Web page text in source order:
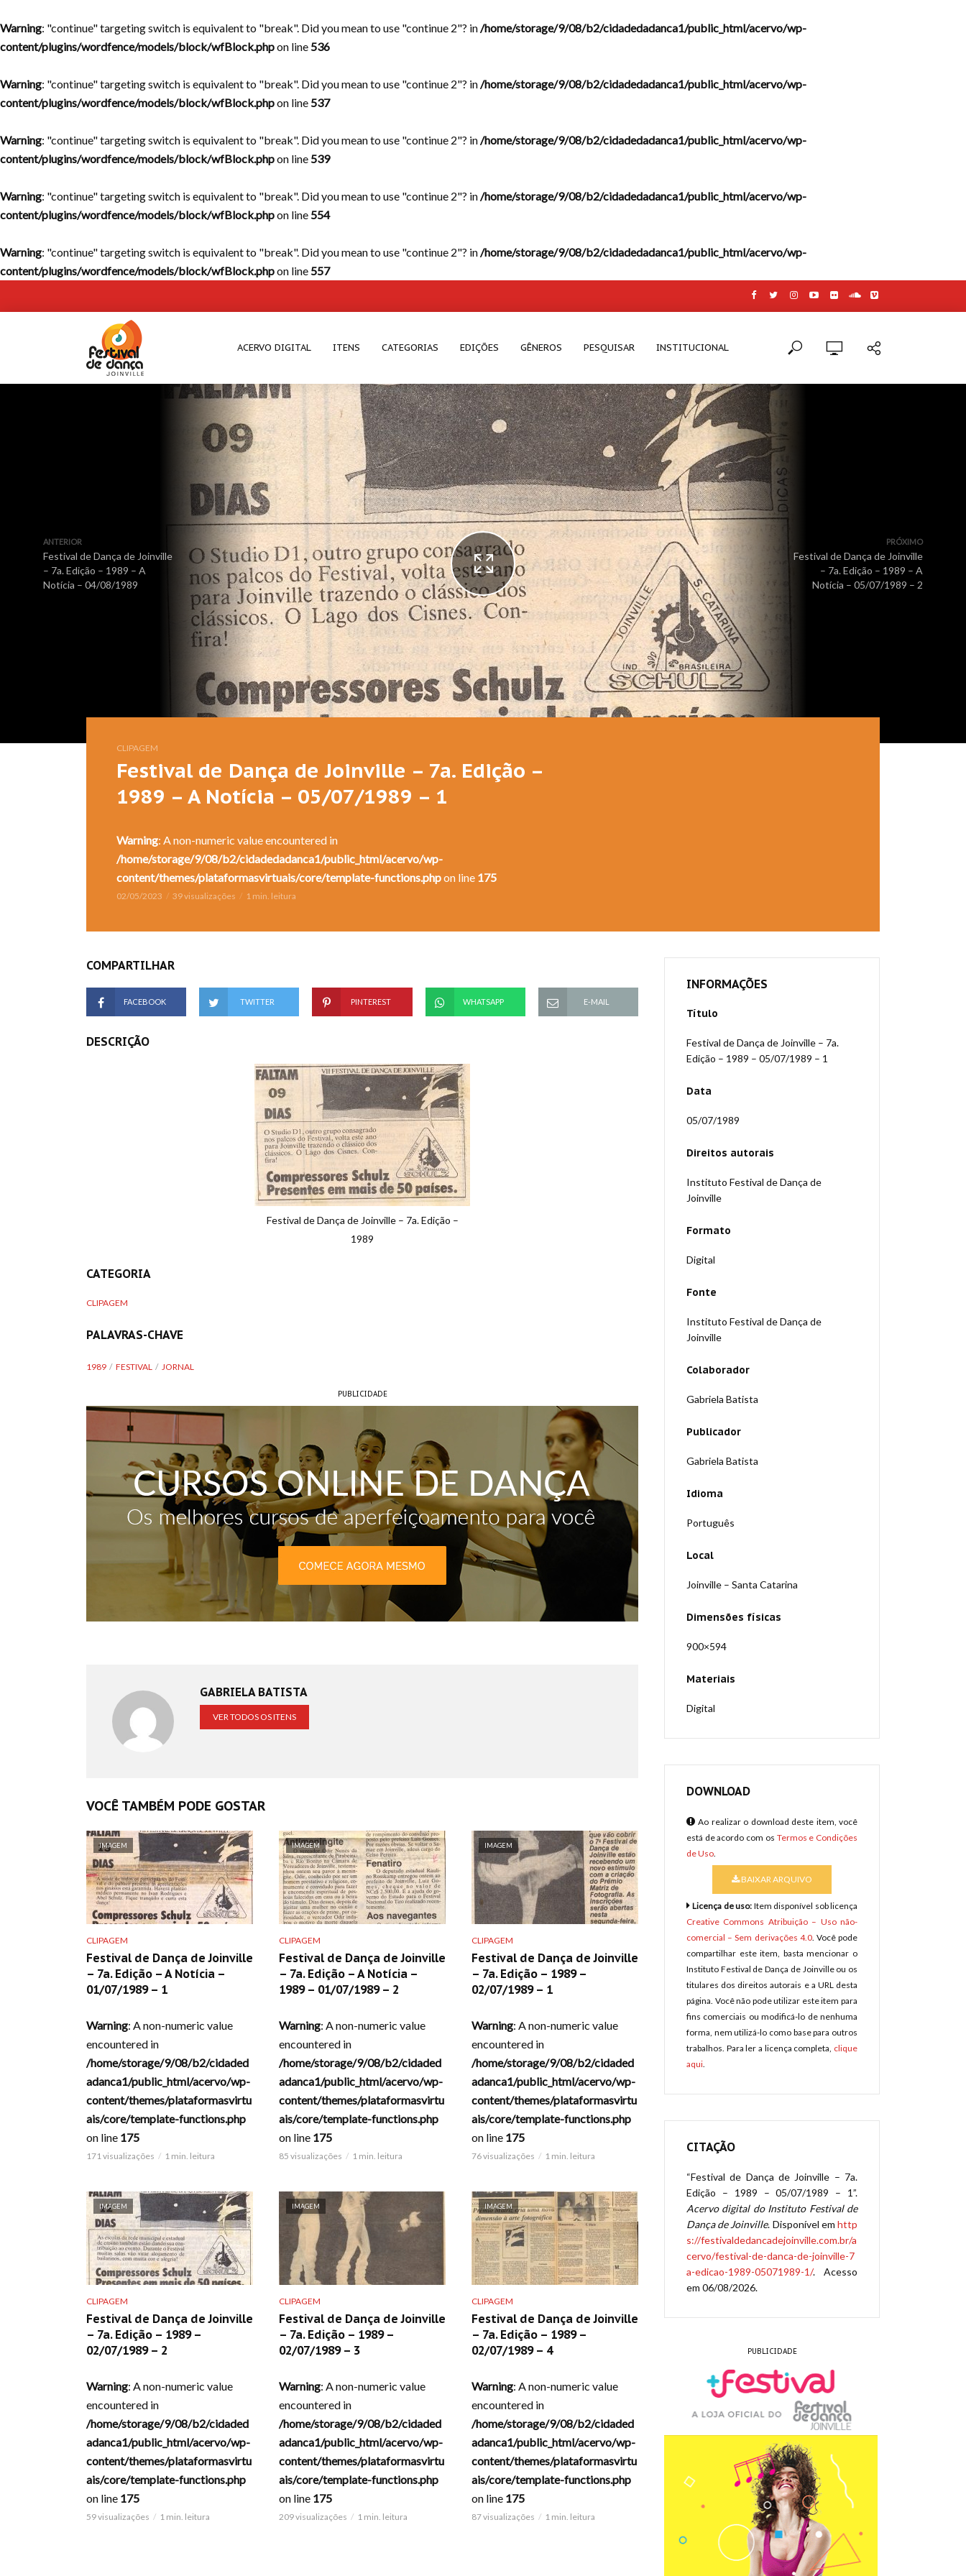
Warning: "continue" targeting switch is equivalent to "break". Did you mean to use "continue 2"? in/home/storage/9/08/b2/cidadedadanca1/public_html/acervo/wp-
content/plugins/wordfence/models/block/wfBlock.phpon line536
Warning: "continue" targeting switch is equivalent to "break". Did you mean to use "continue 2"? in/home/storage/9/08/b2/cidadedadanca1/public_html/acervo/wp-
content/plugins/wordfence/models/block/wfBlock.phpon line537
Warning: "continue" targeting switch is equivalent to "break". Did you mean to use "continue 2"? in/home/storage/9/08/b2/cidadedadanca1/public_html/acervo/wp-
content/plugins/wordfence/models/block/wfBlock.phpon line539
Warning: "continue" targeting switch is equivalent to "break". Did you mean to use "continue 2"? in/home/storage/9/08/b2/cidadedadanca1/public_html/acervo/wp-
content/plugins/wordfence/models/block/wfBlock.phpon line554
Warning: "continue" targeting switch is equivalent to "break". Did you mean to use "continue 2"? in/home/storage/9/08/b2/cidadedadanca1/public_html/acervo/wp-
content/plugins/wordfence/models/block/wfBlock.phpon line557
ACERVO DIGITAL ITENS CATEGORIAS EDIÇÕES GÊNEROS PESQUISAR INSTITUCIONAL
ANTERIOR
Festival de Dança de Joinville
– 7a. Edição – 1989 – A
Notícia – 04/08/1989
PRÓXIMO
Festival de Dança de Joinville
– 7a. Edição – 1989 – A
Notícia – 05/07/1989 – 2
CLIPAGEM
Festival de Dança de Joinville – 7a. Edição –
1989 – A Notícia – 05/07/1989 – 1
Warning: A non-numeric value encountered in
/home/storage/9/08/b2/cidadedadanca1/public_html/acervo/wp-
content/themes/plataformasvirtuais/core/template-functions.phpon line 175
02/05/2023 39 visualizações 1 min. leitura
COMPARTILHAR
FACEBOOK TWITTER PINTEREST WHATSAPP E-MAIL
DESCRIÇÃO
Festival de Dança de Joinville – 7a. Edição –
1989
CATEGORIA
CLIPAGEM
PALAVRAS-CHAVE
1989 FESTIVAL JORNAL
PUBLICIDADE
GABRIELA BATISTA
VER TODOS OS ITENS
VOCÊ TAMBÉM PODE GOSTAR
IMAGEM
CLIPAGEM
Festival de Dança de Joinville
– 7a. Edição – A Notícia –
01/07/1989 – 1
Warning: A non-numeric value
encountered in
/home/storage/9/08/b2/cidaded
adanca1/public_html/acervo/wp-
content/themes/plataformasvirtu
ais/core/template-functions.php
on line 175
171 visualizações 1 min. leitura
IMAGEM
CLIPAGEM
Festival de Dança de Joinville
– 7a. Edição – A Notícia –
1989 – 01/07/1989 – 2
Warning: A non-numeric value
encountered in
/home/storage/9/08/b2/cidaded
adanca1/public_html/acervo/wp-
content/themes/plataformasvirtu
ais/core/template-functions.php
on line 175
85 visualizações 1 min. leitura
IMAGEM
CLIPAGEM
Festival de Dança de Joinville
– 7a. Edição – 1989 –
02/07/1989 – 1
Warning: A non-numeric value
encountered in
/home/storage/9/08/b2/cidaded
adanca1/public_html/acervo/wp-
content/themes/plataformasvirtu
ais/core/template-functions.php
on line 175
76 visualizações 1 min. leitura
IMAGEM
CLIPAGEM
Festival de Dança de Joinville
– 7a. Edição – 1989 –
02/07/1989 – 2
Warning: A non-numeric value
encountered in
/home/storage/9/08/b2/cidaded
adanca1/public_html/acervo/wp-
content/themes/plataformasvirtu
ais/core/template-functions.php
on line 175
59 visualizações 1 min. leitura
IMAGEM
CLIPAGEM
Festival de Dança de Joinville
– 7a. Edição – 1989 –
02/07/1989 – 3
Warning: A non-numeric value
encountered in
/home/storage/9/08/b2/cidaded
adanca1/public_html/acervo/wp-
content/themes/plataformasvirtu
ais/core/template-functions.php
on line 175
209 visualizações 1 min. leitura
IMAGEM
CLIPAGEM
Festival de Dança de Joinville
– 7a. Edição – 1989 –
02/07/1989 – 4
Warning: A non-numeric value
encountered in
/home/storage/9/08/b2/cidaded
adanca1/public_html/acervo/wp-
content/themes/plataformasvirtu
ais/core/template-functions.php
on line 175
87 visualizações 1 min. leitura
INFORMAÇÕES
Título
Festival de Dança de Joinville – 7a.
Edição – 1989 – 05/07/1989 – 1
Data
05/07/1989
Direitos autorais
Instituto Festival de Dança de
Joinville
Formato
Digital
Fonte
Instituto Festival de Dança de
Joinville
Colaborador
Gabriela Batista
Publicador
Gabriela Batista
Idioma
Português
Local
Joinville – Santa Catarina
Dimensões físicas
900×594
Materiais
Digital
DOWNLOAD
Ao realizar o download deste item, você
está de acordo com os Termos e Condições
de Uso.
BAIXAR ARQUIVO
Licença de uso: Item disponível sob licença
Creative Commons Atribuição – Uso não-
comercial – Sem derivações 4.0. Você pode
compartilhar este item, basta mencionar o
Instituto Festival de Dança de Joinville ou os
titulares dos direitos autorais e a URL desta
página. Você não pode utilizar este item para
fins comerciais ou modificá-lo de nenhuma
forma, nem utilizá-lo como base para outros
trabalhos. Para ler a licença completa, clique
aqui.
CITAÇÃO
“Festival de Dança de Joinville – 7a.
Edição – 1989 – 05/07/1989 – 1”.
Acervo digital do Instituto Festival de
Dança de Joinville. Disponível emhttp
s://festivaldedancadejoinville.com.br/a
cervo/festival-de-danca-de-joinville-7
a-edicao-1989-05071989-1/. Acesso
em 06/08/2026.
PUBLICIDADE